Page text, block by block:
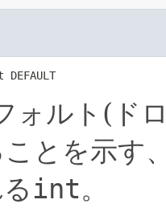
ォルト(ド
ことを示
int。